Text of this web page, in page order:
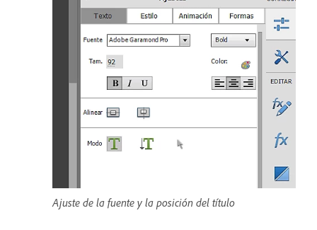
Ajuste de la fuente y la posición del título